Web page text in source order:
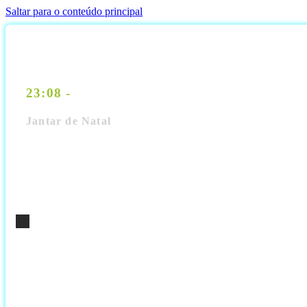
Saltar para o conteúdo principal
23:08 -
Jantar de Natal